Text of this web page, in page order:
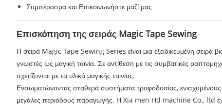
Συμπέρασμα και Επικοινωνήστε μαζί μας
Επισκόπηση της σειράς Magic Tape Sewing
Η σειρά Magic Tape Sewing Series είναι μια εξειδικευμένη
γνωστές ως μαγική ταινία. Σε αντίθεση με τις συμβατικές
σχετίζονται με τα υλικά μαγικής ταινίας.
Ενσωματώνοντας σταθερά συστήματα τροφοδοσίας,
μεγάλες περιόδους παραγωγής. Η Xia men Hd machine Co., ltd